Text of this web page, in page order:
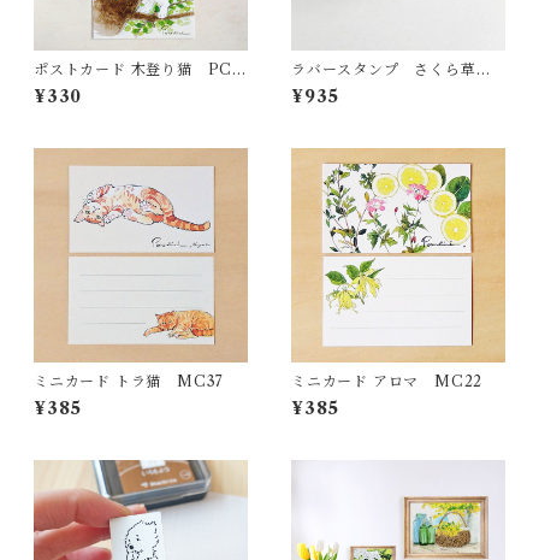
ポストカード 木登り猫 PC4
0
¥330
ラバースタンプ さくら草 R
S17
¥935
ミニカード トラ猫 MC37
¥385
ミニカード アロマ MC22
¥385